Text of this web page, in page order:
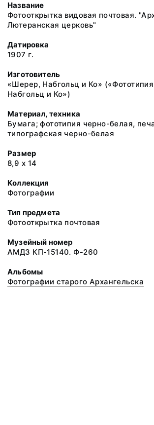
Название
Фотооткрытка видовая почтовая.
Лютеранская церковь"
Датировка
1907 г.
Изготовитель
«Шерер, Набгольц и Ко»
Набгольц и Ко»)
Материал, техника
Бумага; фототипия черно-белая,
типографская черно-белая
Размер
8,9 х 14
Коллекция
Фотографии
Тип предмета
Фотооткрытка почтовая
Музейный номер
АМДЗ КП-15140. Ф-260
Альбомы
Фотографии старого Архангельска